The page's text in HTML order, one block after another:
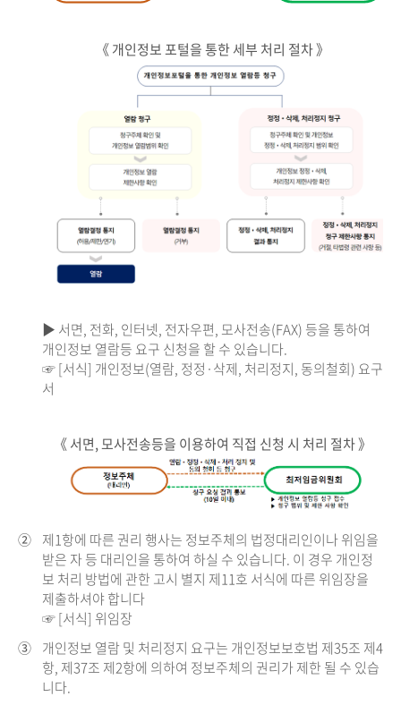
《 개인정보 포털을 통한 세부 처리 절차 》
▶ 서면, 전화, 인터넷, 전자우편, 모사전송(FAX) 등을 통하여
개인정보 열람등 요구 신청을 할 수 있습니다.
☞ [서식] 개인정보(열람, 정정·삭제, 처리정지, 동의철회) 요구
서
《 서면, 모사전송등을 이용하여 직접 신청 시 처리 절차 》
② 제1항에 따른 권리 행사는 정보주체의 법정대리인이나 위임을
받은 자 등 대리인을 통하여 하실 수 있습니다. 이 경우 개인정
보 처리 방법에 관한 고시 별지 제11호 서식에 따른 위임장을
제출하셔야 합니다
☞ [서식] 위임장
③ 개인정보 열람 및 처리정지 요구는 개인정보보호법 제35조 제4
항, 제37조 제2항에 의하여 정보주체의 권리가 제한 될 수 있습
니다.